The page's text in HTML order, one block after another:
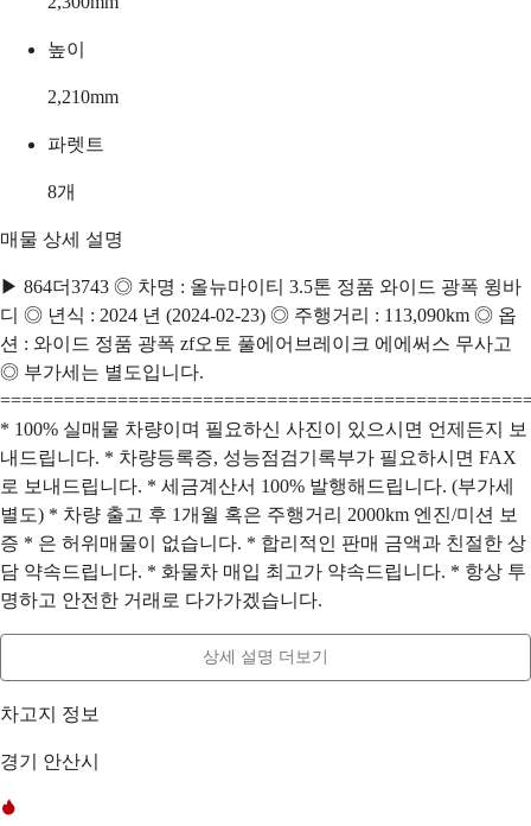
높이
2,210mm
파렛트
8개
매물 상세 설명
▶ 864더3743 ◎ 차명 : 올뉴마이티 3.5톤 정품 와이드 광폭 윙바
디 ◎ 년식 : 2024 년 (2024-02-23) ◎ 주행거리 : 113,090km ◎ 옵
션 : 와이드 정품 광폭 zf오토 풀에어브레이크 에에써스 무사고
◎ 부가세는 별도입니다.
* 100% 실매물 차량이며 필요하신 사진이 있으시면 언제든지 보
내드립니다. * 차량등록증, 성능점검기록부가 필요하시면 FAX
로 보내드립니다. * 세금계산서 100% 발행해드립니다. (부가세
별도) * 차량 출고 후 1개월 혹은 주행거리 2000km 엔진/미션 보
증 * 은 허위매물이 없습니다. * 합리적인 판매 금액과 친절한 상
담 약속드립니다. * 화물차 매입 최고가 약속드립니다. * 항상 투
명하고 안전한 거래로 다가가겠습니다.
상세 설명 더보기
차고지 정보
경기 안산시